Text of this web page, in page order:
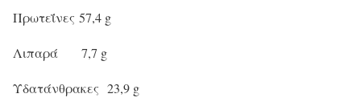
Πρωτεΐνες 57,4 g
Λιπαρά 7,7 g
Υδατάνθρακες 23,9 g